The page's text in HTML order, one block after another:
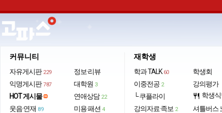
커뮤니티
자유게시판 229
익명게시판 787
HOT 게시물
웃음·연재 89
정보·리뷰
대학원 3
연애상담 22
미용·패션 4
재학생
학과 TALK 60
이중전공 2
└ 쿠플라이
강의자료·족보 2
학생회
강의평가
restaurant 학생
셔틀버스